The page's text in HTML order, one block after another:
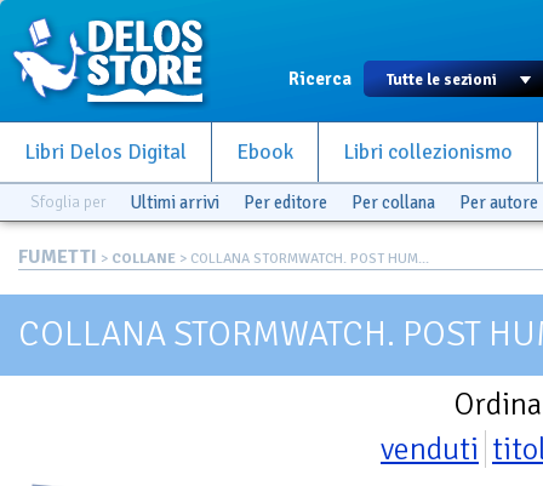
Ricerca
Libri Delos Digital Ebook Libri collezionismo
Sfoglia per Ultimi arrivi Per editore Per collana Per autore
FUMETTI > COLLANE > COLLANA STORMWATCH. POST HUM...
COLLANA STORMWATCH. POST
venduti